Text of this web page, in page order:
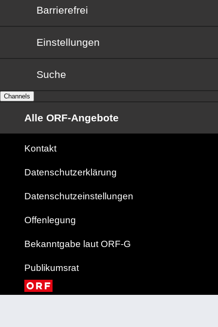
Barrierefrei
Barrierefrei
Einstellungen
Suche
Channels
Alle ORF-Angebote
Kontakt
Datenschutzerklärung
Datenschutzeinstellungen
Offenlegung
Bekanntgabe laut ORF-G
Publikumsrat